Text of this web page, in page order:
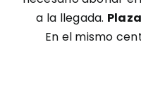
a la llegada.
En el mismo